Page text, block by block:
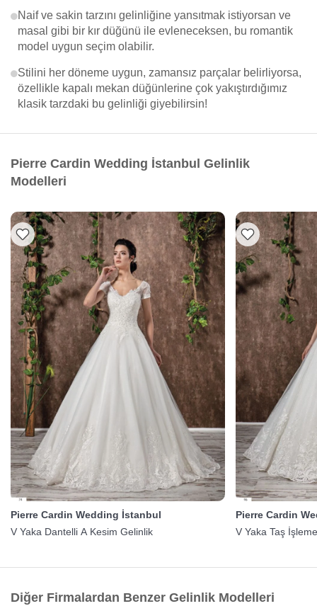
Naif ve sakin tarzını gelinliğine yansıtmak istiyorsan ve
masal gibi bir kır düğünü ile evleneceksen, bu romantik
model uygun seçim olabilir.
Stilini her döneme uygun, zamansız parçalar belirliyorsa,
özellikle kapalı mekan düğünlerine çok yakıştırdığımız
klasik tarzdaki bu gelinliği giyebilirsin!
Pierre Cardin Wedding İstanbul Gelinlik
Modelleri
Pierre Cardin Wedding İstanbul
V Yaka Dantelli A Kesim Gelinlik
Pierre Cardin
V Yaka Taş
Diğer Firmalardan Benzer Gelinlik Modelleri